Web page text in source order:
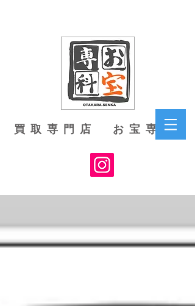
買取専門店 お宝専科